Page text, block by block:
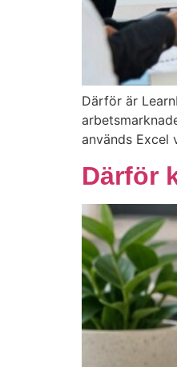
Därför är
används Excel
Därför